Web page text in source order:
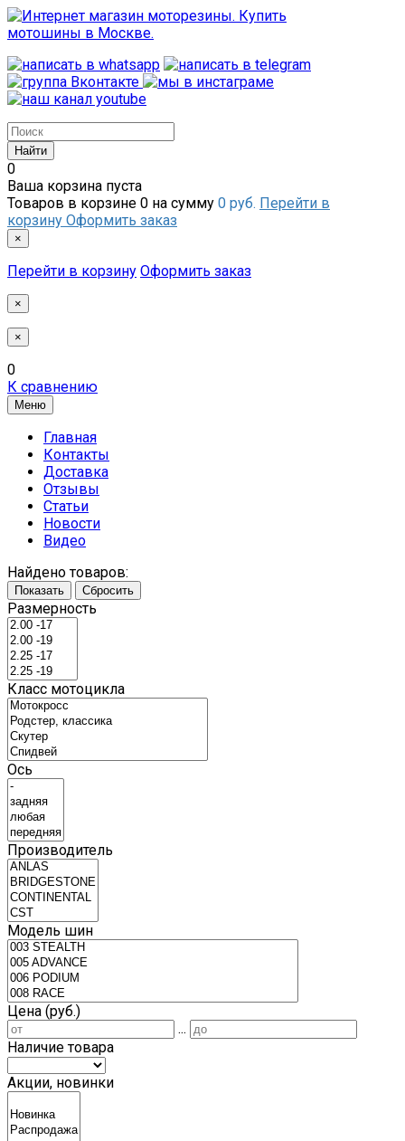
0
Ваша корзина пуста
Товаров в корзине 0 на сумму 0 руб. Перейти в
корзину Оформить заказ
×
Перейти в корзину Оформить заказ
×
×
0
К сравнению
Меню
Главная
Контакты
Доставка
Отзывы
Статьи
Новости
Видео
Найдено товаров:
Показать Сбросить
Размерность
Класс мотоцикла
Ось
Производитель
Модель шин
Цена (руб.)
...
Наличие товара
Акции, новинки